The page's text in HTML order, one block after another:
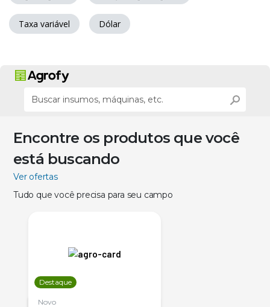
Taxa variável Dólar
Encontre os produtos que você
está buscando
Ver ofertas
Tudo que você precisa para seu campo
Destaque
Novo